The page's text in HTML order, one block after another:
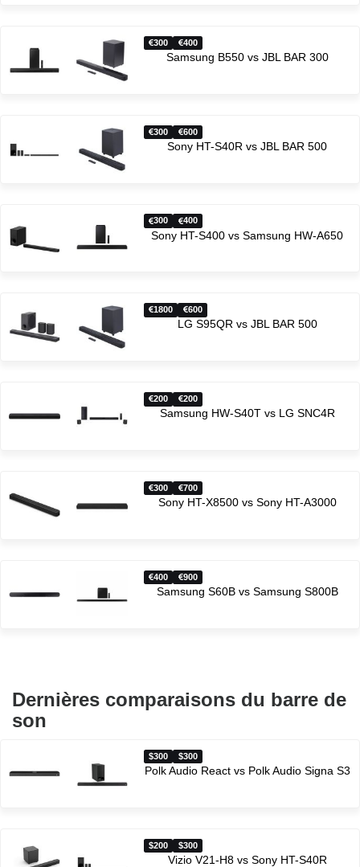
300 400
Samsung B550 vs JBL BAR 300
300 600
Sony HT-S40R vs JBL BAR 500
300 400
Sony HT-S400 vs Samsung HW-A650
1800 600
LG S95QR vs JBL BAR 500
200 200
Samsung HW-S40T vs LG SNC4R
300 700
Sony HT-X8500 vs Sony HT-A3000
400 900
Samsung S60B vs Samsung S800B
Dernières comparaisons du barre de
son
$300 $300
Polk Audio React vs Polk Audio Signa S3
$200 $300
Vizio V21-H8 vs Sony HT-S40R